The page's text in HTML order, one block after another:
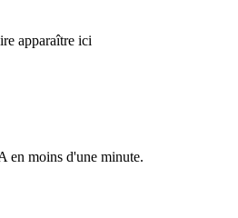
apparaître ici
en moins d'une minute.